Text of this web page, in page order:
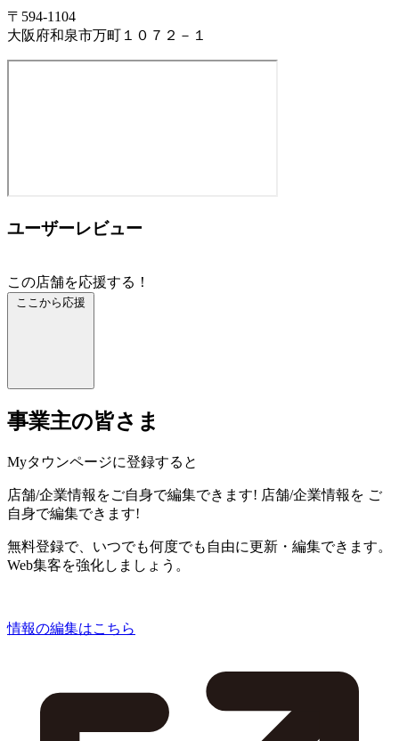
〒594-1104
大阪府和泉市万町１０７２－１
ユーザーレビュー
この店舗を応援する！
ここから応援
事業主の皆さま
Myタウンページに登録すると
店舗/企業情報をご自身で編集できます! 店舗/企業情報を ご
自身で編集できます!
無料登録で、いつでも何度でも自由に更新・編集できます。
Web集客を強化しましょう。
情報の編集はこちら